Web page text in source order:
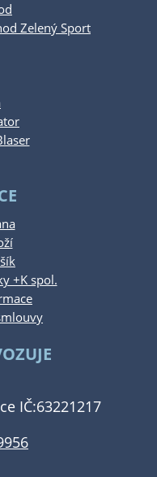
Zelený Sport
+K spol.
IČ:63221217